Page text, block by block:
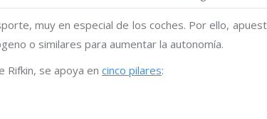
muy en especial de los coches. Por ello,
o similares para aumentar la autonomía.
Rifkin, se apoya en cinco pilares: